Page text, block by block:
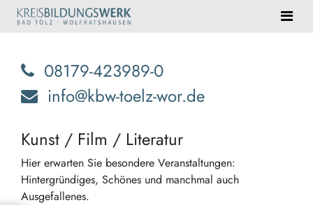
08179-423989-0
info@kbw-toelz-wor.de
Kunst / Film / Literatur
Hier erwarten Sie besondere Veranstaltungen:
Hintergründiges, Schönes und manchmal auch
Ausgefallenes.